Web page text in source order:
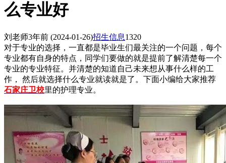
么专业好
刘老师3年前 (2024-01-26)招生信息1320
对于专业的选择，一直都是毕业生们最关注的一个问题，每个
专业都有自身的特点，同学们要做的就是提前了解清楚每一个
专业的专业特征。并清楚的知道自己未来想从事什么样的工
作， 然后就选择什么专业就读就是了。下面小编给大家推荐
石家庄卫校里的护理专业。